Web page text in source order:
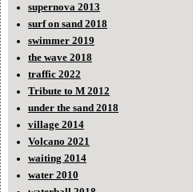
supernova 2013
surf on sand 2018
swimmer 2019
the wave 2018
traffic 2022
Tribute to M 2012
under the sand 2018
village 2014
Volcano 2021
waiting 2014
water 2010